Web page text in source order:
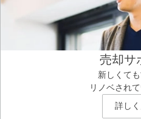
売却サ
新しくて
リノベされ
詳し